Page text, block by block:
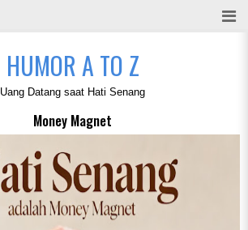
HUMOR A TO Z
Uang Datang saat Hati Senang
Money Magnet